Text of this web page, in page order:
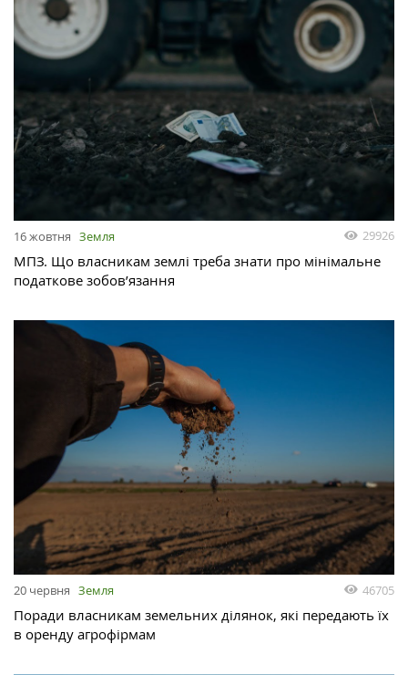
16 жовтня Земля 29926
МПЗ. Що власникам землі треба знати про мінімальне
податкове зобов’язання
20 червня Земля 46705
Поради власникам земельних ділянок, які передають їх
в оренду агрофірмам